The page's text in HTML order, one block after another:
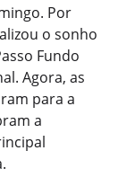
Por
o sonho
Fundo
Agora, as
para a
a